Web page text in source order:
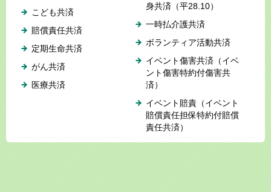
こども共済
賠償責任共済
定期生命共済
がん共済
医療共済
身共済（平28.10）
一時払介護共済
ボランティア活動共済
イベント傷害共済（イベ
ント傷害特約付傷害共
済）
イベント賠責（イベント
賠償責任担保特約付賠償
責任共済）